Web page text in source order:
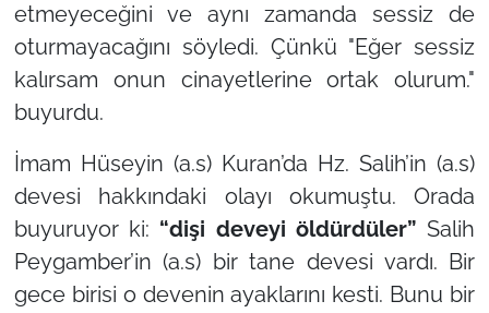
etmeyeceğini ve aynı zamanda sessiz de
oturmayacağını söyledi. Çünkü "Eğer sessiz
kalırsam onun cinayetlerine ortak olurum."
buyurdu.
İmam Hüseyin (a.s) Kuran’da Hz. Salih’in (a.s)
devesi hakkındaki olayı okumuştu. Orada
buyuruyor ki: “dişi deveyi öldürdüler” Salih
Peygamber’in (a.s) bir tane devesi vardı. Bir
gece birisi o devenin ayaklarını kesti. Bunu bir